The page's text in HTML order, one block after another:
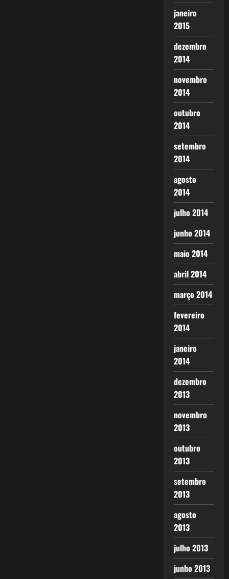
janeiro
2015
dezembro
2014
novembro
2014
outubro
2014
setembro
2014
agosto
2014
julho 2014
junho 2014
maio 2014
abril 2014
março 2014
fevereiro
2014
janeiro
2014
dezembro
2013
novembro
2013
outubro
2013
setembro
2013
agosto
2013
julho 2013
junho 2013